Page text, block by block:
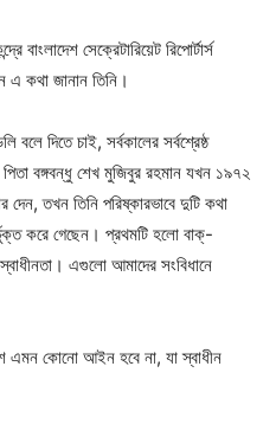
বাংলাদেশ সেক্রেটারিয়েট রিপোর্টার্স
কথা জানান তিনি।
দিতে চাই, সর্বকালের সর্বশ্রেষ্ঠ
পিতা বঙ্গবন্ধু শেখ মুজিবুর রহমান যখন ১৯৭২
দেন, তখন তিনি পরিষ্কারভাবে দুটি কথা
করে গেছেন। প্রথমটি হলো বাক্-
এগুলো আমাদের সংবিধানে
এমন কোনো আইন হবে না, যা স্বাধীন